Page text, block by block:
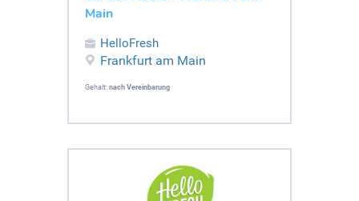
Main
HelloFresh
Frankfurt am Main
Gehalt: nach Vereinbarung